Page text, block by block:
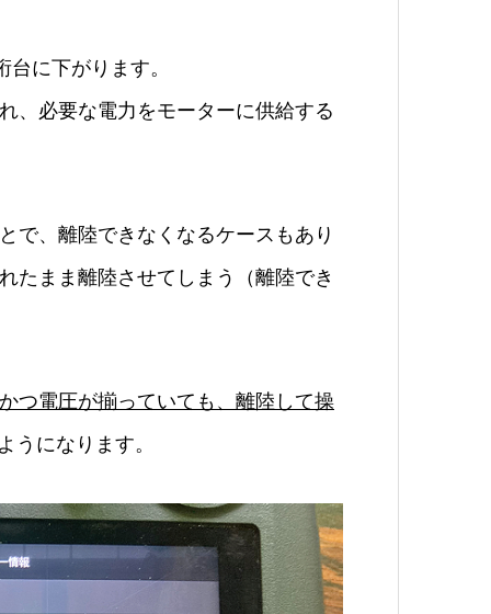
に下がります。
、必要な電力をモーターに供給する
で、離陸できなくなるケースもあり
たまま離陸させてしまう（離陸でき
つ電圧が揃っていても、離陸して操
うになります。